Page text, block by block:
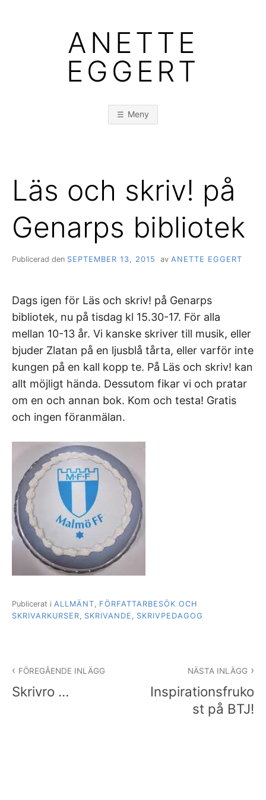
ANETTE
EGGERT
Meny
Läs och skriv! på
Genarps bibliotek
Publicerad den SEPTEMBER 13, 2015 av ANETTE EGGERT
Dags igen för Läs och skriv! på Genarps
bibliotek, nu på tisdag kl 15.30-17. För alla
mellan 10-13 år. Vi kanske skriver till musik, eller
bjuder Zlatan på en ljusblå tårta, eller varför inte
kungen på en kall kopp te. På Läs och skriv! kan
allt möjligt hända. Dessutom fikar vi och pratar
om en och annan bok. Kom och testa! Gratis
och ingen föranmälan.
Publicerat i ALLMÄNT
FÖRFATTARBESÖK OCH
SKRIVARKURSER
SKRIVANDE SKRIVPEDAGOG
FÖREGÅENDE INLÄGG
Skrivro …
NÄSTA INLÄGG
Inspirationsfruko
st på BTJ!